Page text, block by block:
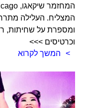
המצליח. העלילה
ומספרת על שחיתות,
וכרטיסים >>>
המשך לקרוא